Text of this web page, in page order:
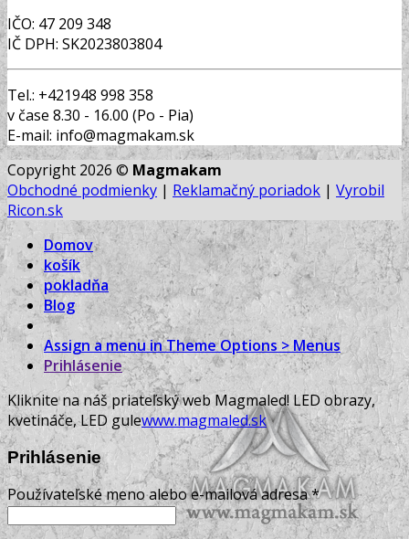
IČO: 47 209 348
Tel.: +421948 998 358
v čase 8.30 - 16.00 (Po - Pia)
E-mail: info@magmakam.sk
Copyright 2026 ©Magmakam
Obchodné podmienky
Ricon.sk
Domov
košík
pokladňa
Blog
Assign a menu in Theme Options > Menus
Prihlásenie
Kliknite na náš priateľský web Magmaled! LED obrazy,
kvetináče, LED gule
www.magmaled.sk
Prihlásenie
Používateľské meno alebo e-mailová adresa*